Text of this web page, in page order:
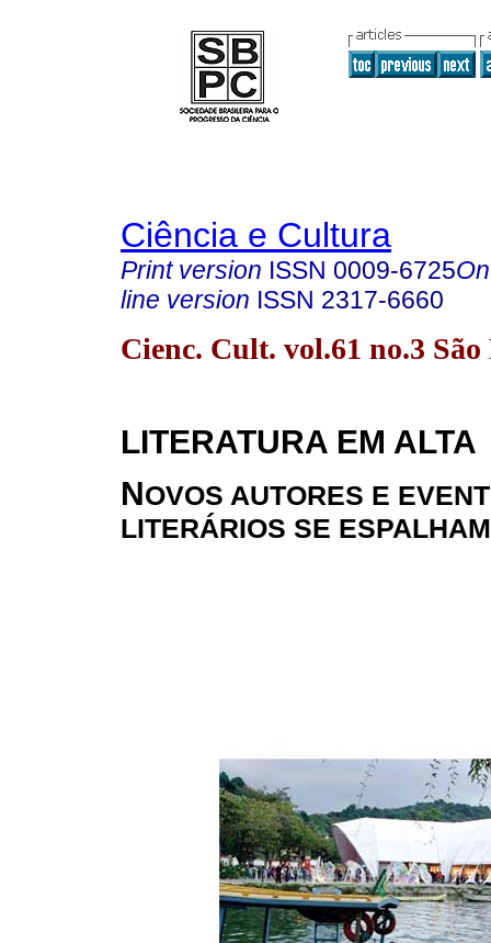
Ciência e Cultura
Print version ISSN 0009-6725
line version ISSN 2317-6660
Cienc. Cult. vol.61 no.3
LITERATURA EM ALTA
NOVOS AUTORES E
LITERÁRIOS SE